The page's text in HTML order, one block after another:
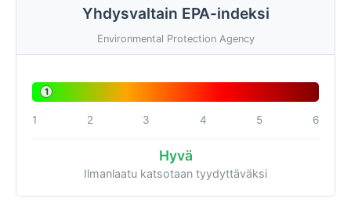
Yhdysvaltain EPA-indeksi
Environmental Protection Agency
1
1 2 3 4 5 6
Hyvä
Ilmanlaatu katsotaan tyydyttäväksi